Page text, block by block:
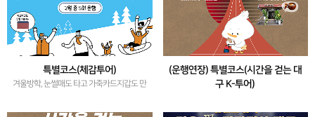
특별코스(체감투어)
겨울방학, 눈썰매도 타고 가죽카드지갑도 만
(운행연장) 특별코스(시간을 걷는 대
구 K-투어)
방'에서 쌍화차를 즐겨요~